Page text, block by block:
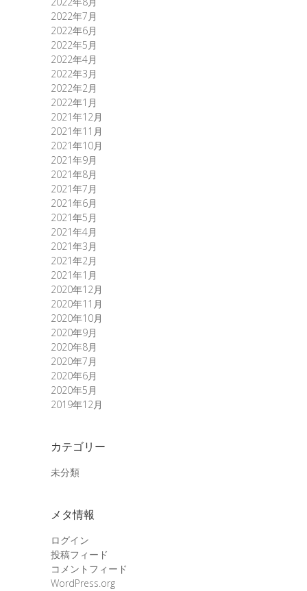
2022年7月
2022年6月
2022年5月
2022年4月
2022年3月
2022年2月
2022年1月
2021年12月
2021年11月
2021年10月
2021年9月
2021年8月
2021年7月
2021年6月
2021年5月
2021年4月
2021年3月
2021年2月
2021年1月
2020年12月
2020年11月
2020年10月
2020年9月
2020年8月
2020年7月
2020年6月
2020年5月
2019年12月
カテゴリー
未分類
メタ情報
ログイン
投稿フィード
コメントフィード
WordPress.org